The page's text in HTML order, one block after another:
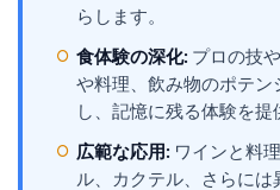
らします。
食体験の深化: プロの技
や料理、飲み物のポテン
し、記憶に残る体験を提
広範な応用: ワインと料
ル、カクテル、さらに